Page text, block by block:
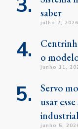
saber
julho 7, 2026
o
junho 11,
Servo
usar
junho 5,